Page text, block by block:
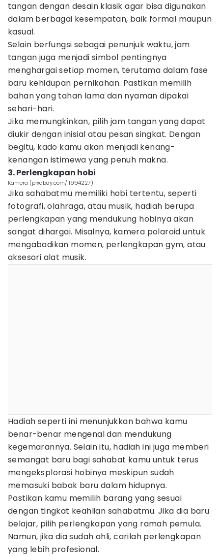
tangan dengan desain klasik agar bisa digunakan
dalam berbagai kesempatan, baik formal maupun
kasual.
Selain berfungsi sebagai penunjuk waktu, jam
tangan juga menjadi simbol pentingnya
menghargai setiap momen, terutama dalam fase
baru kehidupan pernikahan. Pastikan memilih
bahan yang tahan lama dan nyaman dipakai
sehari-hari.
Jika memungkinkan, pilih jam tangan yang dapat
diukir dengan inisial atau pesan singkat. Dengan
begitu, kado kamu akan menjadi kenang-
kenangan istimewa yang penuh makna.
3. Perlengkapan hobi
Kamera (pixabay.com/11994227)
Jika sahabatmu memiliki hobi tertentu, seperti
fotografi, olahraga, atau musik, hadiah berupa
perlengkapan yang mendukung hobinya akan
sangat dihargai. Misalnya, kamera polaroid untuk
mengabadikan momen, perlengkapan gym, atau
aksesori alat musik.
Hadiah seperti ini menunjukkan bahwa kamu
benar-benar mengenal dan mendukung
kegemarannya. Selain itu, hadiah ini juga memberi
semangat baru bagi sahabat kamu untuk terus
mengeksplorasi hobinya meskipun sudah
memasuki babak baru dalam hidupnya.
Pastikan kamu memilih barang yang sesuai
dengan tingkat keahlian sahabatmu. Jika dia baru
belajar, pilih perlengkapan yang ramah pemula.
Namun, jika dia sudah ahli, carilah perlengkapan
yang lebih profesional.